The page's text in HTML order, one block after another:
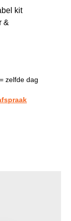
kit
&
zelfde dag